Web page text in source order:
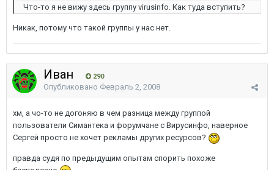
Что-то я не вижу здесь группу virusinfo. Как туда вступить?
Никак, потому что такой группы у нас нет.
Иван 290
Опубликовано Февраль 2, 2008
хм, а чо-то не догоняю в чем разница между группой
пользователи Симантека и форумчане с Вирусинфо, наверное
Сергей просто не хочет рекламы других ресурсов?
правда судя по предыдущим опытам спорить похоже